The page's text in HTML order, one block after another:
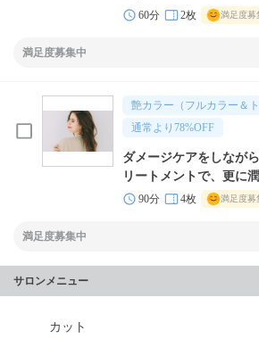
60分 2枚 満足度募
満足度募集中
艶カラー（フルカラー＆
通常より 78%OFF
ダメージケアをしなが
リートメントで、更に
90分 4枚 満足度募
満足度募集中
サロンメニュー
カット